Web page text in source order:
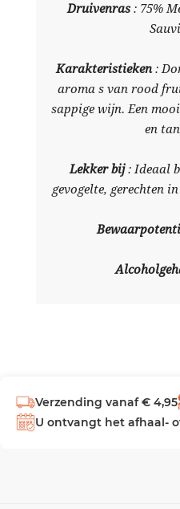
Druivenras: 75%
Karakteristieken:
aroma s van rood
sappige wijn. Een
en
Lekker bij: Ideaal
gevogelte, gerechten
Verzending vanaf € 4,95
U ontvangt het afhaal-